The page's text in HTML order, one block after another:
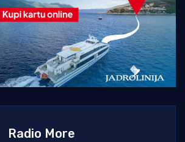
Radio More